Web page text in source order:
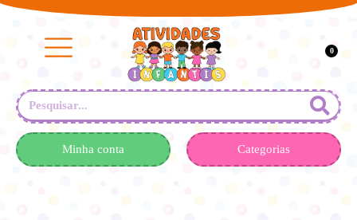
0
Minha conta Categorias